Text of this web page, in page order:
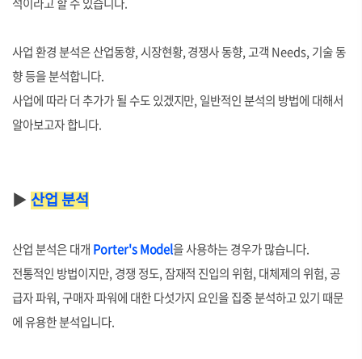
사업 환경 분석은 산업동향, 시장현황, 경쟁사 동향, 고객 Needs, 기술 동
향 등을 분석합니다.
사업에 따라 더 추가가 될 수도 있겠지만, 일반적인 분석의 방법에 대해서
알아보고자 합니다.
▶ 산업 분석
산업 분석은 대개 Porter's Model을 사용하는 경우가 많습니다.
전통적인 방법이지만, 경쟁 정도, 잠재적 진입의 위험, 대체제의 위험, 공
급자 파워, 구매자 파워에 대한 다섯가지 요인을 집중 분석하고 있기 때문
에 유용한 분석입니다.